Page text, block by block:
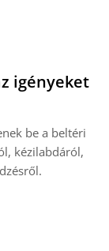
igényeket
be a beltéri
kézilabdáról,